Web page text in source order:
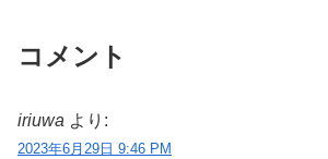
コメント
iriuwa より:
2023年6月29日 9:46 PM